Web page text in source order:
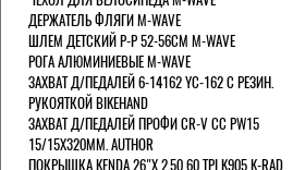
ДЕРЖАТЕЛЬ ФЛЯГИ M-WAVE
ШЛЕМ ДЕТСКИЙ Р-Р 52-56СМ M-WAVE
РОГА АЛЮМИНИЕВЫЕ M-WAVE
ЗАХВАТ Д/ПЕДАЛЕЙ 6-14162 YC-162 С РЕЗИН.
РУКОЯТКОЙ BIKEHAND
ЗАХВАТ Д/ПЕДАЛЕЙ ПРОФИ CR-V CC PW15
15/15X320ММ. AUTHOR
ПОКРЫШКА KENDA 26"Х 2,50 60 TPI K905 K-RAD